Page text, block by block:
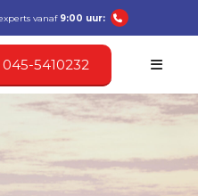
vanaf 9:00 uur:
5410232